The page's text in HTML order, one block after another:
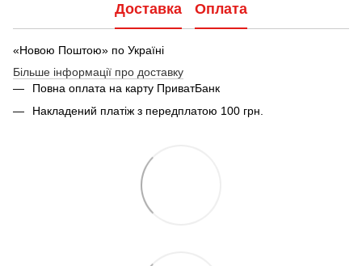
Доставка Оплата
«Новою Поштою» по Україні
Більше інформації про доставку
Повна оплата на карту ПриватБанк
Накладений платіж з передплатою 100 грн.